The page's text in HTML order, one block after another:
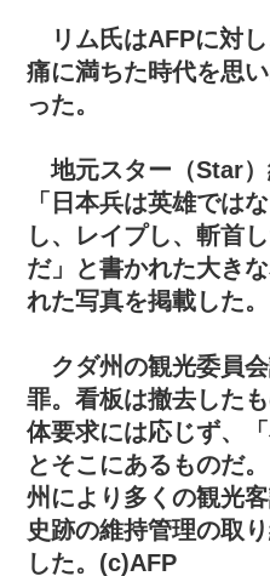
リム氏はAFPに対
痛に満ちた時代を思
った。
地元スター（Star）
「日本兵は英雄では
し、レイプし、斬首
だ」と書かれた大き
れた写真を掲載した。
クダ州の観光委員
罪。看板は撤去した
体要求には応じず、
とそこにあるものだ
州により多くの観光
史跡の維持管理の取
した。(c)AFP